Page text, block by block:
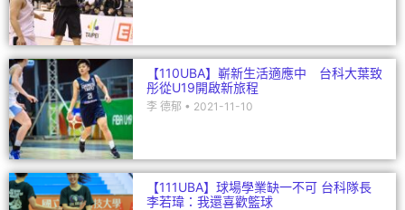
【110UBA】嶄新生活適應中 台科大葉致
彤從U19開啟新旅程
李 德郁 2021-11-10
【111UBA】球場學業缺一不可 台科隊長
李若瑋：我還喜歡籃球